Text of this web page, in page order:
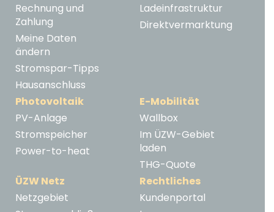
Rechnung und
Zahlung
Meine Daten
ändern
Stromspar-Tipps
Hausanschluss
Ladeinfrastruktur
Direktvermarktung
Photovoltaik
PV-Anlage
Stromspeicher
Power-to-heat
E-Mobilität
Wallbox
Im ÜZW-Gebiet
laden
THG-Quote
ÜZW Netz
Netzgebiet
Rechtliches
Kundenportal